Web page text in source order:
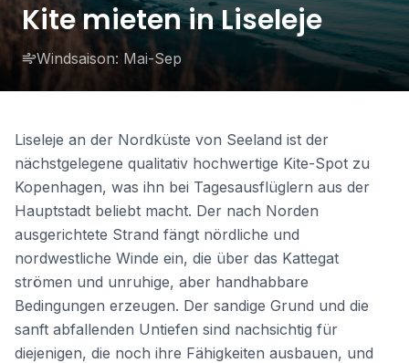
Kite mieten in Liseleje
Windsaison: Mai-Sep
Liseleje an der Nordküste von Seeland ist der
nächstgelegene qualitativ hochwertige Kite-Spot zu
Kopenhagen, was ihn bei Tagesausflüglern aus der
Hauptstadt beliebt macht. Der nach Norden
ausgerichtete Strand fängt nördliche und
nordwestliche Winde ein, die über das Kattegat
strömen und unruhige, aber handhabbare
Bedingungen erzeugen. Der sandige Grund und die
sanft abfallenden Untiefen sind nachsichtig für
diejenigen, die noch ihre Fähigkeiten ausbauen, und